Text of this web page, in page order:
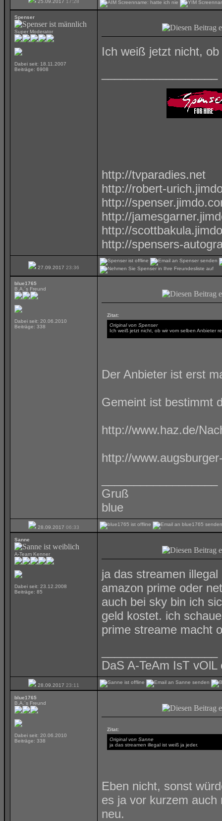
25.09.2017 17:28
Spenser
Super Moderator
Dabei seit: 18.11.2007
Beiträge: 6908
Ich weiß jetzt nicht,
http://tvparadies.net
http://robert-
http://
http://
http://
http://spensers-
27.09.2017 23:36
blue1765
B.A.´s Freund
Dabei seit: 20.06.2010
Beiträge: 338
Zitat:
Original von Spenser
Ich weiß jetzt nicht, ob wir vom selben Anbieter
Der Anbieter ist erst
Gemeint ist bestimmt
http://www.haz.de/
http://
Gruß
blue
28.09.2017 06:33
Sanne
A-Team Kenner
Dabei seit: 23.12.2008
Beiträge: 85
ja das streamen
amazon prime oder
auch bei sky bin ich
geld kostet. ich
prime streame macht
DaS A-TeAm IsT vOlL
28.09.2017 23:11
blue1765
B.A.´s Freund
Dabei seit: 20.06.2010
Beiträge: 338
Zitat:
Original von Sanne
ja das streamen illegal ist weiß ja jeder.
Eben nicht, sonst
es ja vor kurzem
neu.